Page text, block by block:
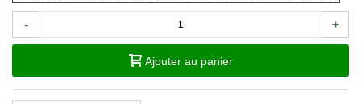
- +
Ajouter au panier